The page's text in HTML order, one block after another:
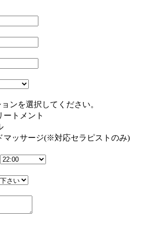
ンを選択してください。
ートメント
マッサージ(※対応セラピストのみ)